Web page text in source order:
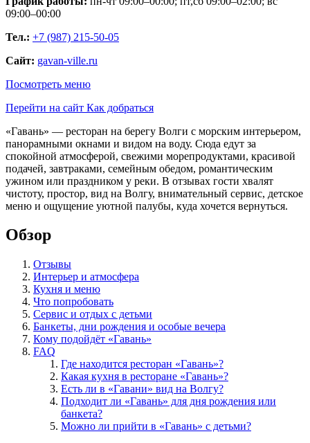
09:00–00:00
Тел.: +7 (987) 215-50-05
Сайт: gavan-ville.ru
Посмотреть меню
Перейти на сайт Как добраться
«Гавань» — ресторан на берегу Волги с морским интерьером,
панорамными окнами и видом на воду. Сюда едут за
спокойной атмосферой, свежими морепродуктами, красивой
подачей, завтраками, семейным обедом, романтическим
ужином или праздником у реки. В отзывах гости хвалят
чистоту, простор, вид на Волгу, внимательный сервис, детское
меню и ощущение уютной палубы, куда хочется вернуться.
Обзор
Отзывы
Интерьер и атмосфера
Кухня и меню
Что попробовать
Сервис и отдых с детьми
Банкеты, дни рождения и особые вечера
Кому подойдёт «Гавань»
FAQ
Где находится ресторан «Гавань»?
Какая кухня в ресторане «Гавань»?
Есть ли в «Гавани» вид на Волгу?
Подходит ли «Гавань» для дня рождения или
банкета?
Можно ли прийти в «Гавань» с детьми?